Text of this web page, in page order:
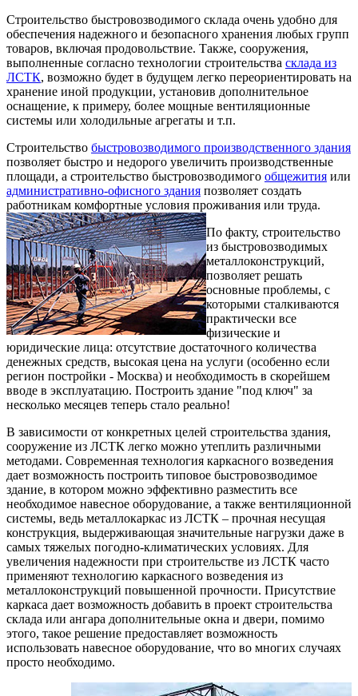
Строительство быстровозводимого склада очень удобно для
обеспечения надежного и безопасного хранения любых групп
товаров, включая продовольствие. Также, сооружения,
выполненные согласно технологии строительства склада из
ЛСТК, возможно будет в будущем легко переориентировать на
хранение иной продукции, установив дополнительное
оснащение, к примеру, более мощные вентиляционные
системы или холодильные агрегаты и т.п.
Строительство быстровозводимого производственного здания
позволяет быстро и недорого увеличить производственные
площади, а строительство быстровозводимого общежития или
административно-офисного здания позволяет создать
работникам комфортные условия проживания или труда.
По факту, строительство
из быстровозводимых
металлоконструкций,
позволяет решать
основные проблемы, с
которыми сталкиваются
практически все
физические и
юридические лица: отсутствие достаточного количества
денежных средств, высокая цена на услуги (особенно если
регион постройки - Москва) и необходимость в скорейшем
вводе в эксплуатацию. Построить здание "под ключ" за
несколько месяцев теперь стало реально!
В зависимости от конкретных целей строительства здания,
сооружение из ЛСТК легко можно утеплить различными
методами. Современная технология каркасного возведения
дает возможность построить типовое быстровозводимое
здание, в котором можно эффективно разместить все
необходимое навесное оборудование, а также вентиляционной
системы, ведь металлокаркас из ЛСТК – прочная несущая
конструкция, выдерживающая значительные нагрузки даже в
самых тяжелых погодно-климатических условиях. Для
увеличения надежности при строительстве из ЛСТК часто
применяют технологию каркасного возведения из
металлоконструкций повышенной прочности. Присутствие
каркаса дает возможность добавить в проект строительства
склада или ангара дополнительные окна и двери, помимо
этого, такое решение предоставляет возможность
использовать навесное оборудование, что во многих случаях
просто необходимо.